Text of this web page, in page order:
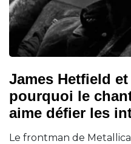
James Hetfield
pourquoi le
aime défier les
Le frontman de